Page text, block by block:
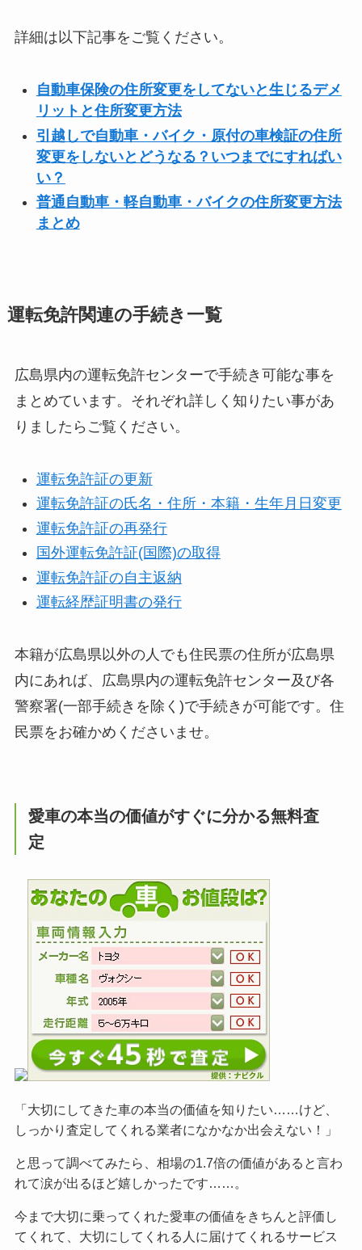
詳細は以下記事をご覧ください。
自動車保険の住所変更をしてないと生じるデメ
リットと住所変更方法
引越しで自動車・バイク・原付の車検証の住所
変更をしないとどうなる？いつまでにすればい
い？
普通自動車・軽自動車・バイクの住所変更方法
まとめ
運転免許関連の手続き一覧
広島県内の運転免許センターで手続き可能な事を
まとめています。それぞれ詳しく知りたい事があ
りましたらご覧ください。
運転免許証の更新
運転免許証の氏名・住所・本籍・生年月日変更
運転免許証の再発行
国外運転免許証(国際)の取得
運転免許証の自主返納
運転経歴証明書の発行
本籍が広島県以外の人でも住民票の住所が広島県
内にあれば、広島県内の運転免許センター及び各
警察署(一部手続きを除く)で手続きが可能です。住
民票をお確かめくださいませ。
愛車の本当の価値がすぐに分かる無料査
定
「大切にしてきた車の本当の価値を知りたい……けど、
しっかり査定してくれる業者になかなか出会えない！」
と思って調べてみたら、相場の1.7倍の価値があると言わ
れて涙が出るほど嬉しかったです……。
今まで大切に乗ってくれた愛車の価値をきちんと評価し
てくれて、大切にしてくれる人に届けてくれるサービス